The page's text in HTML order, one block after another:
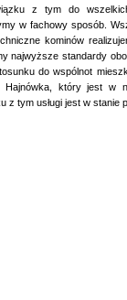
z tym do
w fachowy sposób.
kominów
najwyższe standardy
do wspólnot
który jest w
tym usługi jest w stanie